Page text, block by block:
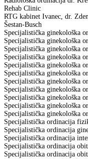
Rehab Clinic
RTG kabinet Ivanec, dr.
Šestan-Busch
Specijalistička ginekološka
Specijalistička ginekološka
Specijalistička ginekološka
Specijalistička ginekološka
Specijalistička ginekološka
Specijalistička ginekološka
Specijalistička ginekološka
Specijalistička ginekološka
Specijalistička ginekološka
Specijalistička ginekološka
Specijalistička ginekološka
Specijalistička ordinacija
Specijalistička ordinacija
Specijalistička ordinacija
Specijalistička ordinacija
Specijalistička ordinacija